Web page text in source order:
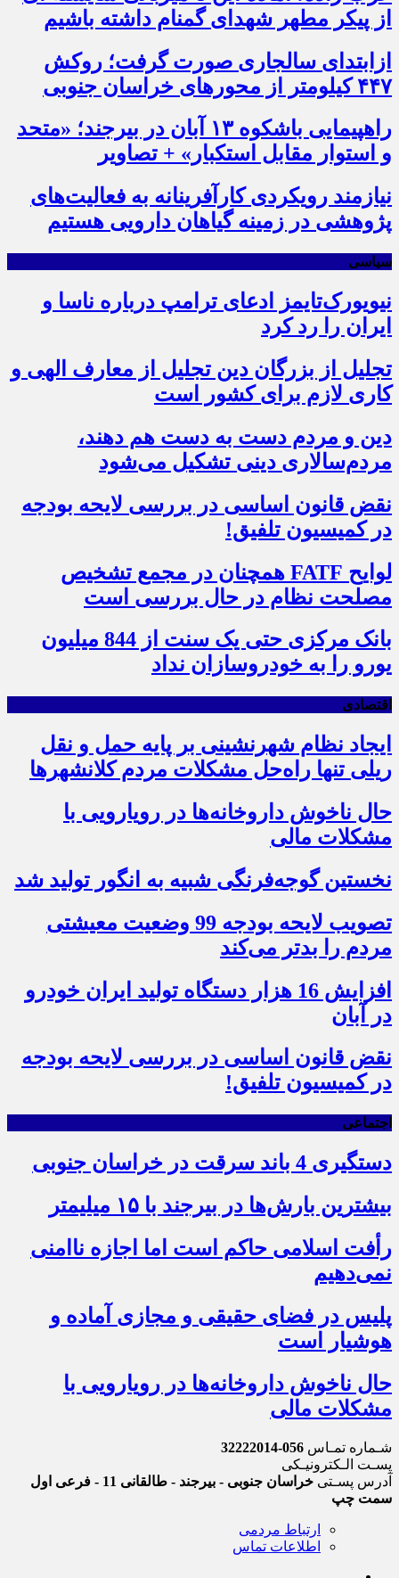
از پیکر مطهر شهدای گمنام داشته باشیم
ازابتدای سالجاری صورت گرفت؛ روکش
۴۴۷ کیلومتر از محورهای خراسان جنوبی
راهپیمایی باشکوه ۱۳ آبان در بیرجند؛ «متحد
و استوار مقابل استکبار» + تصاویر
نیازمند رویکردی کارآفرینانه به فعالیت‌های
پژوهشی در زمینه گیاهان دارویی هستیم
سیاسی
نیویورک‌تایمز ادعای ترامپ درباره ناسا و
ایران را رد کرد
تجلیل از بزرگان دین تجلیل از معارف الهی و
کاری لازم برای کشور است
دین و مردم دست به‌ دست هم دهند،
مردم‌سالاری دینی تشکیل می‌شود
نقض قانون اساسی در بررسی لایحه بودجه
در کمیسیون تلفیق!
لوایح FATF همچنان در مجمع تشخیص
مصلحت نظام در حال بررسی است
بانک مرکزی حتی یک سنت از 844 میلیون
یورو را به خودروسازان نداد
اقتصادی
ایجاد نظام شهرنشینی بر پایه حمل و نقل
ریلی تنها راه‌حل مشکلات مردم کلانشهرها
حال ناخوش داروخانه‌ها در رویارویی با
مشکلات مالی
نخستین گوجه‌فرنگی شبیه به انگور تولید شد
تصویب لایحه بودجه 99 وضعیت معیشتی
مردم را بدتر می‌کند
افزایش 16 هزار دستگاه تولید ایران خودرو
در آبان
نقض قانون اساسی در بررسی لایحه بودجه
در کمیسیون تلفیق!
اجتماعی
دستگیری 4 باند سرقت در خراسان جنوبی
بیشترین بارش‌ها در بیرجند با ۱۵ میلیمتر
رأفت اسلامی حاکم است اما اجازه ناامنی
نمی‌دهیم
پلیس در فضای حقیقی و مجازی آماده و
هوشیار است
حال ناخوش داروخانه‌ها در رویارویی با
مشکلات مالی
شـماره تمـاس 056-32222014
پسـت الـکترونیـکی
آدرس پسـتی
خراسان جنوبی - بیرجند - طالقانی 11 - فرعی اول
سمت چپ
ارتباط مردمی
اطلاعات تماس